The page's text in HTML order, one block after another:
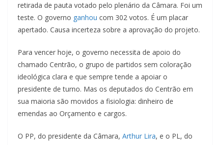
retirada de pauta votado pelo plenário da Câmara. Foi um
teste. O governo ganhou com 302 votos. É um placar
apertado. Causa incerteza sobre a aprovação do projeto.
Para vencer hoje, o governo necessita de apoio do
chamado Centrão, o grupo de partidos sem coloração
ideológica clara e que sempre tende a apoiar o
presidente de turno. Mas os deputados do Centrão em
sua maioria são movidos a fisiologia: dinheiro de
emendas ao Orçamento e cargos.
O PP, do presidente da Câmara, Arthur Lira, e o PL, do